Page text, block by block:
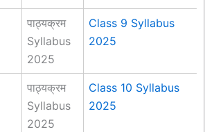
पाठ्यक्रम
Syllabus
2025
Class 9 Syllabus
2025
पाठ्यक्रम
Syllabus
2025
Class 10 Syllabus
2025